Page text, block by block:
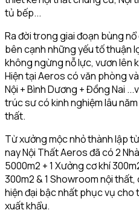
tủ bếp...
Ra đời trong giai đoạn bùng
bên cạnh những yếu tố thuận
không ngừng nỗ lực, vươn lên
Hiện tại Aeros có văn phòng
Nội + Bình Dương + Đồng Nai
trúc sư có kinh nghiệm lâu
thất.
Từ xưởng mộc nhỏ thành lập
nay Nội Thất Aeros đã có 2
5000m2 + 1 Xưởng cơ khí
300m2 & 1 Showroom nội
hiện đại bậc nhất phục vụ
xuất khẩu.